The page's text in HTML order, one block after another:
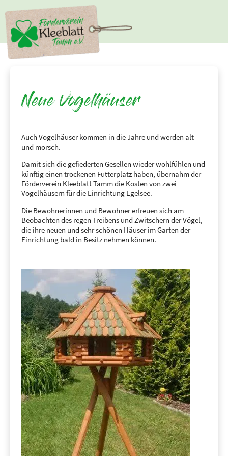
Neue Vogelhäuser
Auch Vogelhäuser kommen in die Jahre und werden alt
und morsch.
Damit sich die gefiederten Gesellen wieder wohlfühlen und
künftig einen trockenen Futterplatz haben, übernahm der
Förderverein Kleeblatt Tamm die Kosten von zwei
Vogelhäusern für die Einrichtung Egelsee.
Die Bewohnerinnen und Bewohner erfreuen sich am
Beobachten des regen Treibens und Zwitschern der Vögel,
die ihre neuen und sehr schönen Häuser im Garten der
Einrichtung bald in Besitz nehmen können.